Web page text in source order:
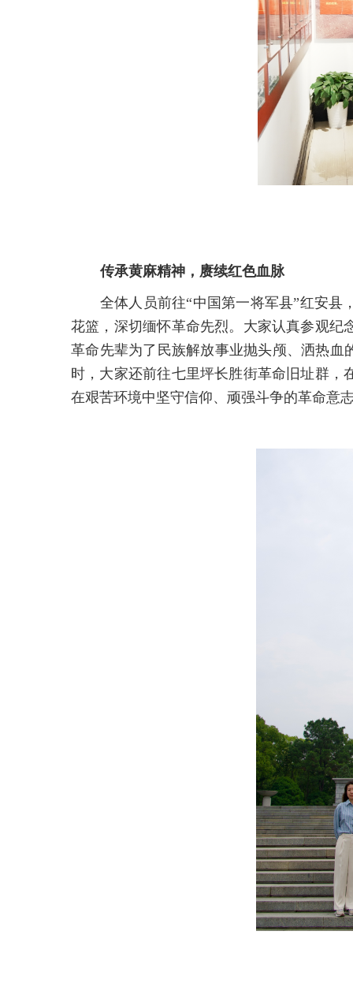
传承黄麻精神，赓续红色血脉
全体人员前往“中国第一将军县”红安
花篮，深切缅怀革命先烈。大家认真参观纪
革命先辈为了民族解放事业抛头颅、洒热血
时，大家还前往七里坪长胜街革命旧址群
在艰苦环境中坚守信仰、顽强斗争的革命意